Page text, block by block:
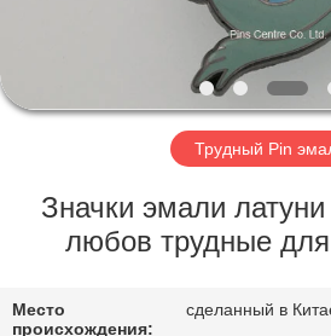
ПУТЕШЕСТВИЕ
ПРОВЕРКА
Трудный Pin
Значки эмали
любов трудные
Место
происхождения:
сделанный в